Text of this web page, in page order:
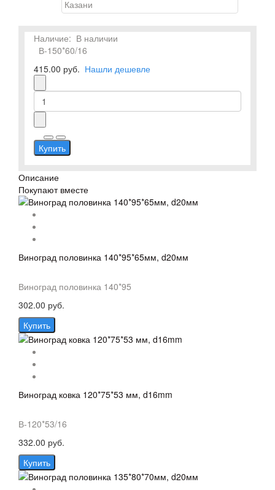
Наличие: В наличии
В-150*60/16
415.00 руб. Нашли дешевле
Купить
Описание
Покупают вместе
Виноград половинка 140*95*65мм, d20мм
Виноград половинка 140*95
302.00 руб.
Купить
Виноград ковка 120*75*53 мм, d16mm
В-120*53/16
332.00 руб.
Купить